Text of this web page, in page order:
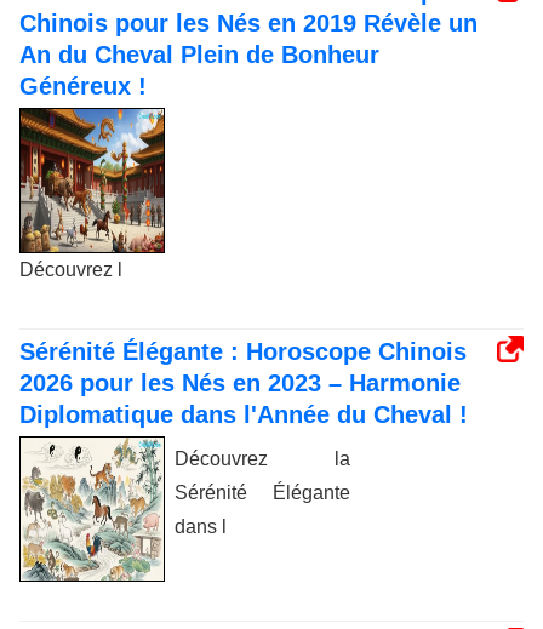
Chinois pour les Nés en 2019 Révèle un
An du Cheval Plein de Bonheur
Généreux !
Découvrez l
Sérénité Élégante : Horoscope Chinois
2026 pour les Nés en 2023 – Harmonie
Diplomatique dans l'Année du Cheval !
Découvrez la
Sérénité Élégante
dans l